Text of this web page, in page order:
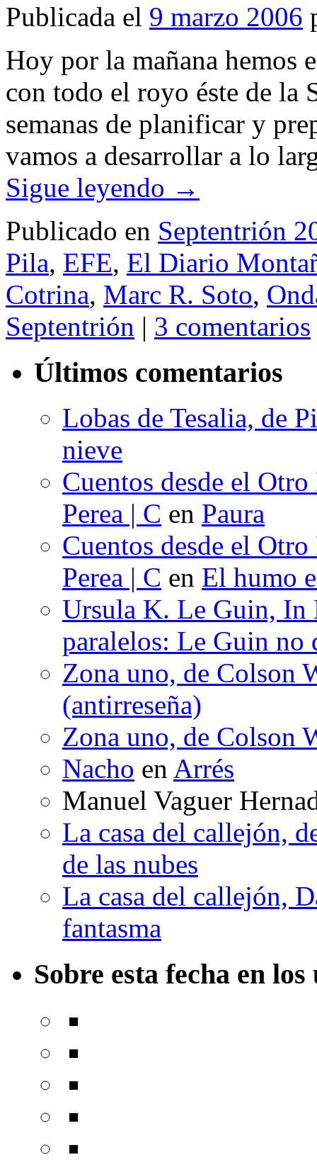
Publicada el 9 marzo 2006
Hoy por la mañana hemos
con todo el royo éste de la
semanas de planificar y
vamos a desarrollar a lo
Sigue leyendo →
Publicado en Septentrión
Pila, EFE, El Diario
Cotrina, Marc R. Soto,
Septentrión | 3 comentarios
Últimos comentarios
Lobas de Tesalia, de
nieve
Cuentos desde el
Perea | C en Paura
Cuentos desde el
Perea | C en El humo
Ursula K. Le Guin, In
paralelos: Le Guin no
Zona uno, de Colson
(antirreseña)
Zona uno, de Colson
Nacho en Arrés
Manuel Vaguer
La casa del callejón,
de las nubes
La casa del callejón,
fantasma
Sobre esta fecha en